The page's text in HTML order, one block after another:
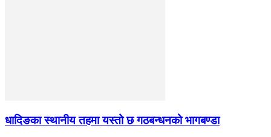
धादिङका स्थानीय तहमा यस्तो छ गठबन्धनको भागबण्डा